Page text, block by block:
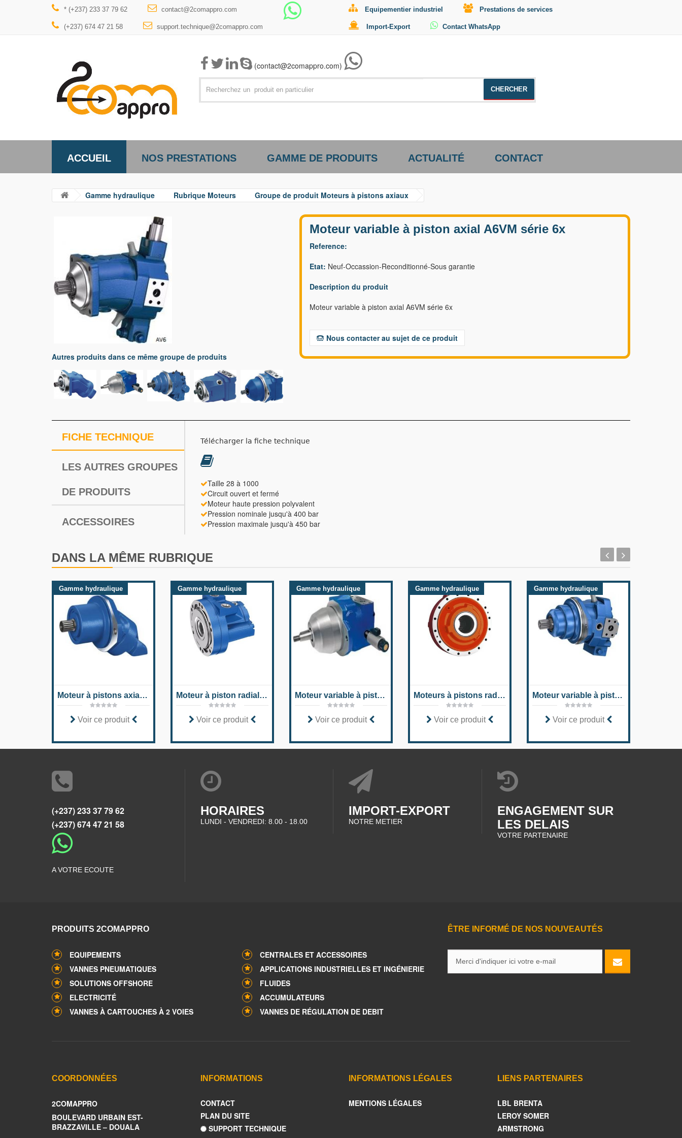
* (+237) 233 37 79 62 contact@2comappro.com
(+237) 674 47 21 58 support.technique@2comappro.com
Equipementier industriel Prestations de services
Import-Export Contact WhatsApp
(contact@2comappro.com)
ACCUEIL NOS PRESTATIONS GAMME DE PRODUITS ACTUALITÉ CONTACT
Gamme hydraulique Rubrique Moteurs Groupe de produit Moteurs à pistons axiaux
Autres produits dans ce même groupe de produits
Moteur variable à piston axial A6VM série 6x
Reference:
Etat: Neuf-Occassion-Reconditionné-Sous garantie
Description du produit
Moteur variable à piston axial A6VM série 6x
Nous contacter au sujet de ce produit
FICHE TECHNIQUE
LES AUTRES GROUPES
DE PRODUITS
ACCESSOIRES
Télécharger la fiche technique
Taille 28 à 1000
Circuit ouvert et fermé
Moteur haute pression polyvalent
Pression nominale jusqu'à 400 bar
Pression maximale jusqu'à 450 bar
DANS LA MÊME RUBRIQUE
Gamme hydraulique
Moteur à pistons axiaux Série A2FE 6x
Voir ce produit
Gamme hydraulique
Moteur à piston radial pour variateurs intégrés MCR-H
Voir ce produit
Gamme hydraulique
Moteur variable à piston axial A10VER série 52
Voir ce produit
Gamme hydraulique
Moteurs à pistons radiaux Hägglunds CA
Voir ce produit
Gamme hydraulique
Moteur variable à piston axial A6VE série 71
Voir ce produit
(+237) 233 37 79 62
(+237) 674 47 21 58
A VOTRE ECOUTE
HORAIRES
LUNDI - VENDREDI: 8.00 - 18.00
IMPORT-EXPORT
NOTRE METIER
ENGAGEMENT SUR
LES DELAIS
VOTRE PARTENAIRE
PRODUITS 2COMAPPRO
EQUIPEMENTS
CENTRALES ET ACCESSOIRES
VANNES PNEUMATIQUES
APPLICATIONS INDUSTRIELLES ET INGÉNIERIE
SOLUTIONS OFFSHORE
FLUIDES
ELECTRICITÉ
ACCUMULATEURS
VANNES À CARTOUCHES À 2 VOIES
VANNES DE RÉGULATION DE DEBIT
ÊTRE INFORMÉ DE NOS NOUVEAUTÉS
COORDONNÉES
2COMAPPRO
BOULEVARD URBAIN EST-
BRAZZAVILLE – DOUALA
INFORMATIONS
CONTACT
PLAN DU SITE
SUPPORT TECHNIQUE
INFORMATIONS LÉGALES
MENTIONS LÉGALES
LIENS PARTENAIRES
LBL BRENTA
LEROY SOMER
ARMSTRONG